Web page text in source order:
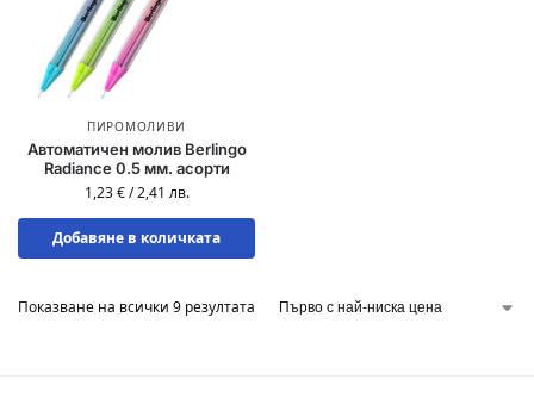
ПИРОМОЛИВИ
Автоматичен молив Berlingo
Radiance 0.5 мм. aсорти
1,23€ /2,41 лв.
Добавяне в количката
Показване на всички 9 резултата